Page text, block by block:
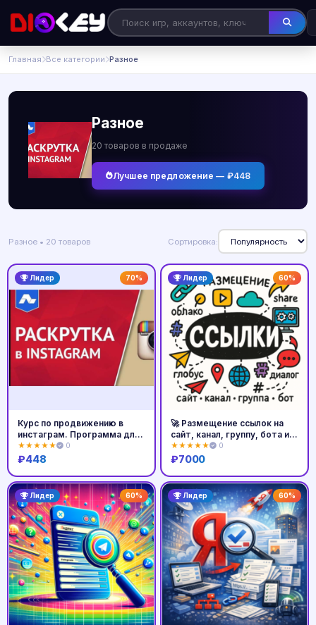
Главная Все категории Разное
Разное
20 товаров в продаже
Лучшее предложение — ₽448
Разное • 20 товаров Сортировка:
Лидер 70%
Купить
Курс по продвижению в
инстаграм. Программа для
продвиже
★★★★★ 0
₽448
Лидер 60%
Купить
🚀 Размещение ссылок на
сайт, канал, группу, бота и
т.д
★★★★★ 0
₽7000
Лидер 60% Лидер 60%